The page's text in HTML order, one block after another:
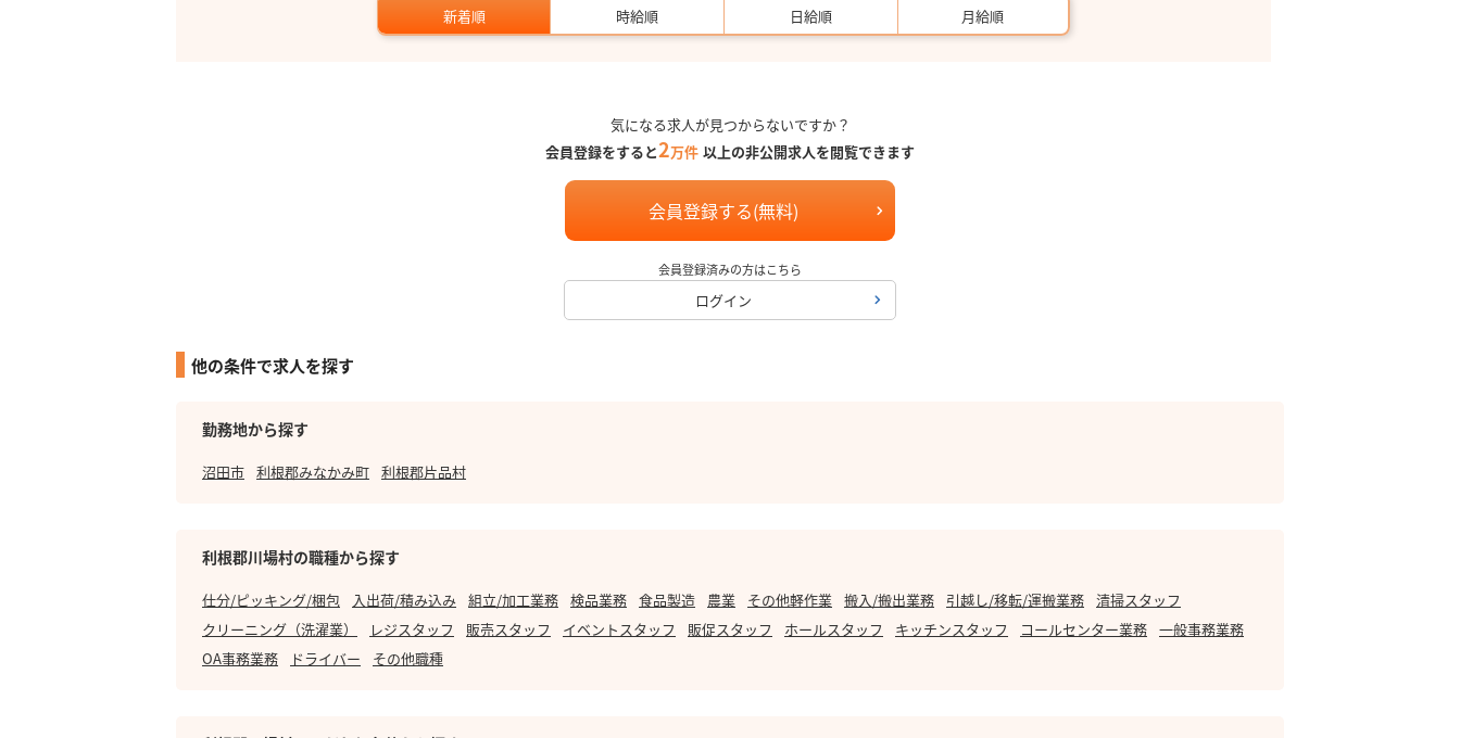
新着順 時給順 日給順 月給順
気になる求人が見つからないですか？
会員登録をすると2万件 以上の非公開求人を閲覧できます
会員登録する(無料)
会員登録済みの方はこちら
ログイン
他の条件で求人を探す
勤務地から探す
沼田市 利根郡みなかみ町 利根郡片品村
利根郡川場村の職種から探す
仕分/ピッキング/梱包 入出荷/積み込み 組立/加工業務 検品業務 食品製造 農業 その他軽作業 搬入/搬出業務 引越し/移転/運搬業務 清掃スタッフ
クリーニング（洗濯業）
レジスタッフ 販売スタッフ イベントスタッフ 販促スタッフ ホールスタッフ キッチンスタッフ コールセンター業務 一般事務業務
OA事務業務
ドライバー その他職種